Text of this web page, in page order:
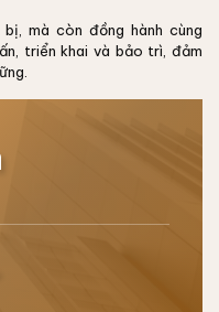
mà còn đồng hành cùng
triển khai và bảo trì, đảm